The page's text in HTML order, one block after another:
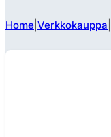
Home Verkkokauppa